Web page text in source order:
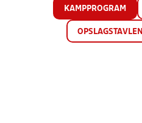
KAMPPROGRAM
OPSLAGSTAVLEN